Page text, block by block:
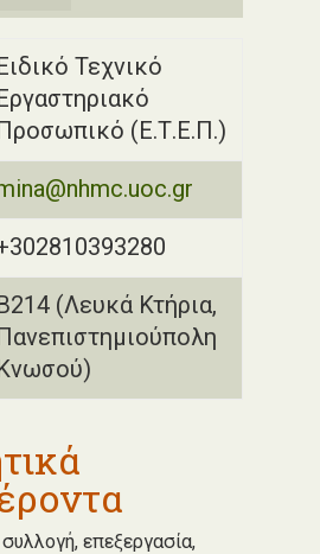
Τεχνικό
(Ε.Τ.Ε.Π.)
(Λευκά Κτήρια,
επεξεργασία,